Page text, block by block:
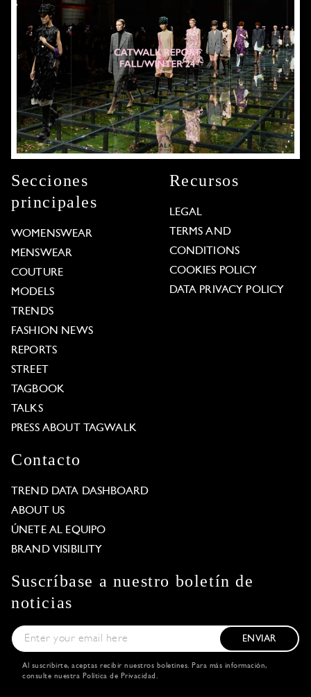
Secciones
principales
WOMENSWEAR
MENSWEAR
COUTURE
MODELS
TRENDS
FASHION NEWS
REPORTS
STREET
TAGBOOK
TALKS
PRESS ABOUT TAGWALK
Recursos
LEGAL
TERMS AND
CONDITIONS
COOKIES POLICY
DATA PRIVACY POLICY
Contacto
TREND DATA DASHBOARD
ABOUT US
ÚNETE AL EQUIPO
BRAND VISIBILITY
Suscríbase a nuestro boletín de
noticias
ENVIAR
Al suscribirte, aceptas recibir nuestros boletines. Para más información,
consulte nuestra Política de Privacidad .